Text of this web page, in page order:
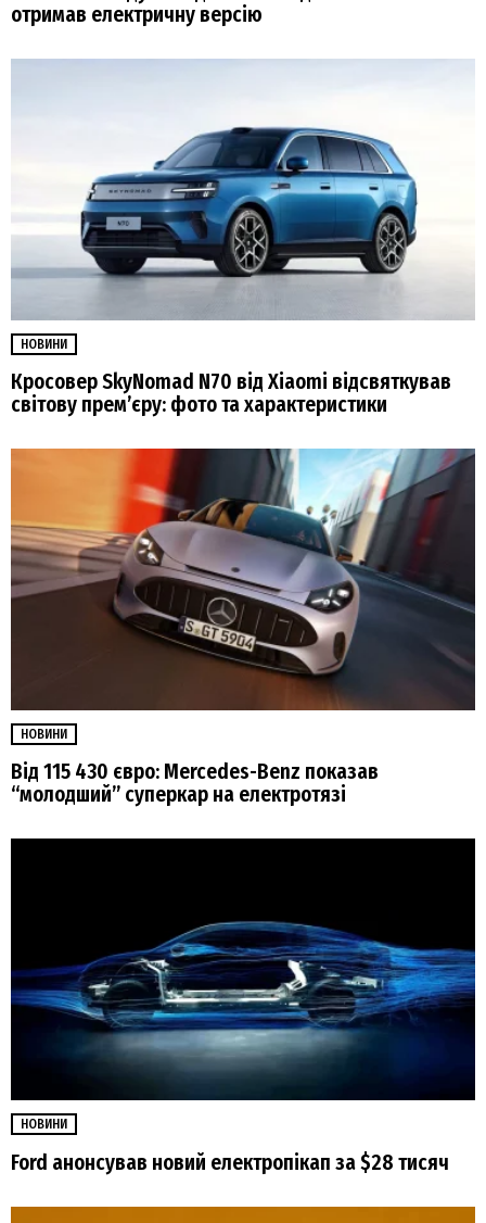
отримав електричну версію
НОВИНИ
Кросовер SkyNomad N70 від Xiaomi відсвяткував
світову прем’єру: фото та характеристики
НОВИНИ
Від 115 430 євро: Mercedes-Benz показав
“молодший” суперкар на електротязі
НОВИНИ
Ford анонсував новий електропікап за $28 тисяч